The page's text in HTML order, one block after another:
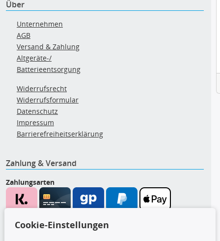
Über
Unternehmen
AGB
Versand & Zahlung
Altgeräte-/
Batterieentsorgung
Widerrufsrecht
Widerrufsformular
Datenschutz
Impressum
Barrierefreiheitserklärung
Zahlung & Versand
Zahlungsarten
Cookie-Einstellungen